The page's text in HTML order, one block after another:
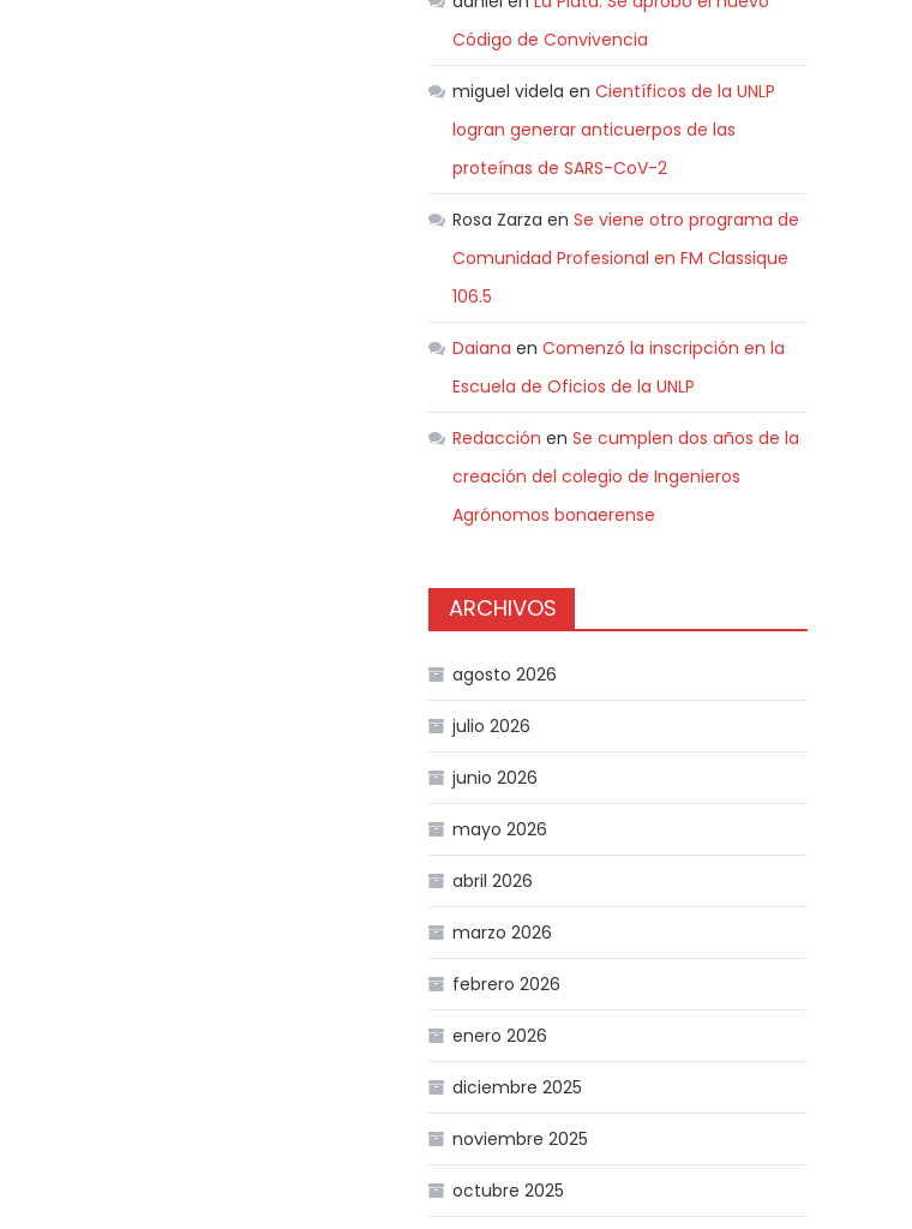
Código de Convivencia
miguel videla enCientíficos de la UNLP
logran generar anticuerpos de las
proteínas de SARS-CoV-2
Rosa Zarza enSe viene otro programa de
Comunidad Profesional en FM Classique
106.5
Daiana enComenzó la inscripción en la
Escuela de Oficios de la UNLP
Redacción enSe cumplen dos años de la
creación del colegio de Ingenieros
Agrónomos bonaerense
ARCHIVOS
agosto 2026
julio 2026
junio 2026
mayo 2026
abril 2026
marzo 2026
febrero 2026
enero 2026
diciembre 2025
noviembre 2025
octubre 2025